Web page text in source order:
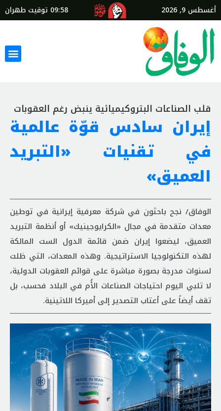
أغسطس 9, 2026 09:58 توقيت طهران
قلب الصناعات البتروكيميائية ينبض رغم العقوبات
إيران سادس قوّة عالمية
في تقنيات «التبريد
العميق»
الوفاق/ نجح باحثون في شركة معرفية إيرانية في توطين
معدات متقدمة في مجال «الكرايوجينيك» أو أنظمة التبريد
العميق، ليضعوا إيران ضمن قائمة الدول الست المالكة
لهذه التكنولوجيا الاستراتيجية. وهذه المعدات، التي ظلت
لسنوات مدرجة بصورة مباشرة على قوائم العقوبات الدولية،
لا تلبي اليوم احتياجات الصناعات الأُم في البلاد فحسب، بل
تقف أيضاً على أعتاب التصدير إلى أميركا اللاتينية.